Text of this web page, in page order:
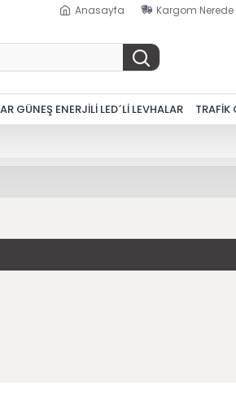
Anasayfa Kargom Nerede
GÜNEŞ ENERJİLİ LED´Lİ LEVHALAR TRAFİK